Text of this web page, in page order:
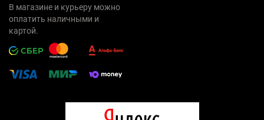
В магазине и курьеру можно
оплатить наличными и
картой.